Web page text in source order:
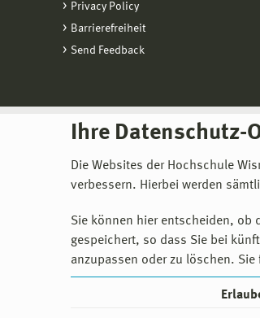
Ihre Datenschutz-
Die Websites der Hochschule
verbessern. Hierbei werden
Sie können hier entscheiden, ob
gespeichert, so dass Sie bei
anzupassen oder zu löschen.
Privacy Policy
Barrierefreiheit
Send Feedback